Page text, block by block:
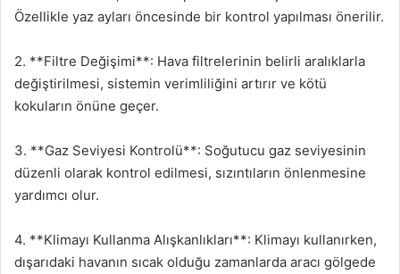
Özellikle yaz ayları öncesinde bir kontrol yapılması önerilir.
2. **Filtre Değişimi**: Hava filtrelerinin belirli aralıklarla
değiştirilmesi, sistemin verimliliğini artırır ve kötü
kokuların önüne geçer.
3. **Gaz Seviyesi Kontrolü**: Soğutucu gaz seviyesinin
düzenli olarak kontrol edilmesi, sızıntıların önlenmesine
yardımcı olur.
4. **Klimayı Kullanma Alışkanlıkları**: Klimayı kullanırken,
dışarıdaki havanın sıcak olduğu zamanlarda aracı gölgede